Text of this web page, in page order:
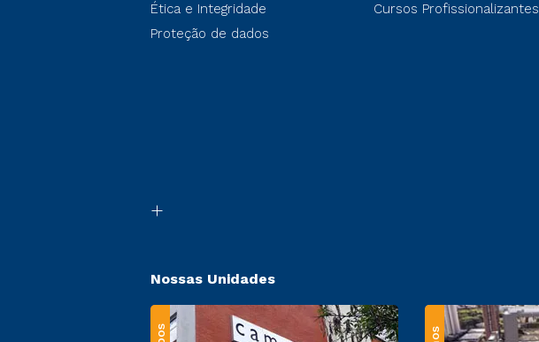
Ética e Integridade
Proteção de dados
Cursos Profissionalizantes
Nossas Unidades